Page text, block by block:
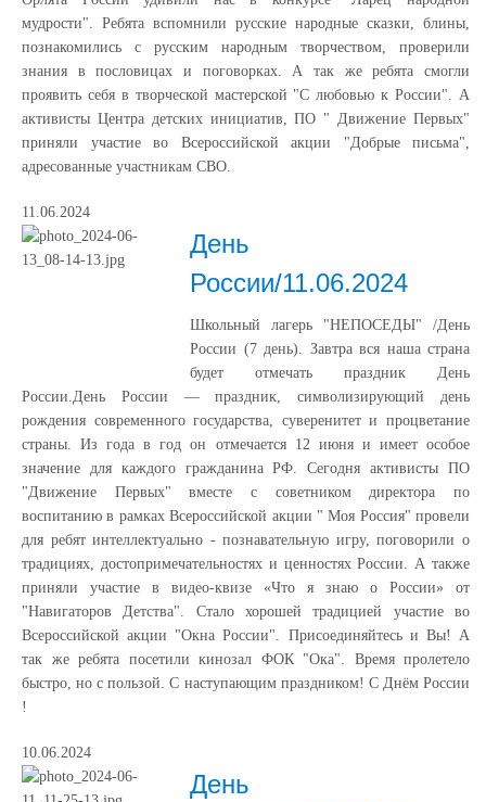
мудрости". Ребята вспомнили русские народные сказки, блины,
познакомились с русским народным творчеством, проверили
знания в пословицах и поговорках. А так же ребята смогли
проявить себя в творческой мастерской "С любовью к России". А
активисты Центра детских инициатив, ПО " Движение Первых"
приняли участие во Всероссийской акции "Добрые письма",
адресованные участникам СВО.
11.06.2024
День
России/11.06.2024
Школьный лагерь "НЕПОСЕДЫ" /День
России (7 день). Завтра вся наша страна
будет отмечать праздник День
России.День России — праздник, символизирующий день
рождения современного государства, суверенитет и процветание
страны. Из года в год он отмечается 12 июня и имеет особое
значение для каждого гражданина РФ. Сегодня активисты ПО
"Движение Первых" вместе с советником директора по
воспитанию в рамках Всероссийской акции " Моя Россия" провели
для ребят интеллектуально - познавательную игру, поговорили о
традициях, достопримечательностях и ценностях России. А также
приняли участие в видео-квизе «Что я знаю о России» от
"Навигаторов Детства". Стало хорошей традицией участие во
Всероссийской акции "Окна России". Присоединяйтесь и Вы! А
так же ребята посетили кинозал ФОК "Ока". Время пролетело
быстро, но с пользой. С наступающим праздником! С Днём России
!
10.06.2024
День